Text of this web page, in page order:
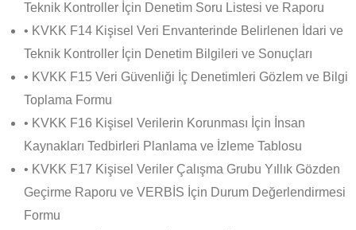
Teknik Kontroller İçin Denetim Soru Listesi ve Raporu
• KVKK F14 Kişisel Veri Envanterinde Belirlenen İdari ve
Teknik Kontroller İçin Denetim Bilgileri ve Sonuçları
• KVKK F15 Veri Güvenliği İç Denetimleri Gözlem ve Bilgi
Toplama Formu
• KVKK F16 Kişisel Verilerin Korunması İçin İnsan
Kaynakları Tedbirleri Planlama ve İzleme Tablosu
• KVKK F17 Kişisel Veriler Çalışma Grubu Yıllık Gözden
Geçirme Raporu ve VERBİS İçin Durum Değerlendirmesi
Formu